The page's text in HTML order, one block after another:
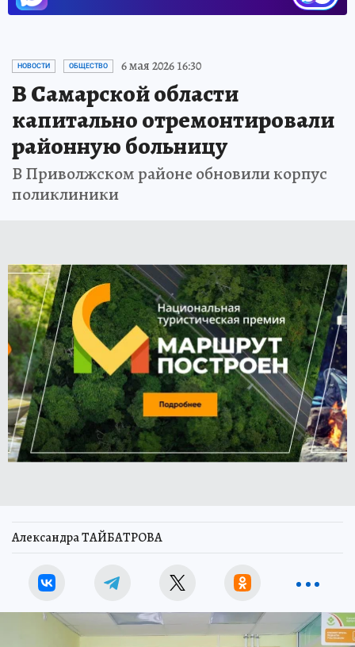
НОВОСТИ ОБЩЕСТВО 6 мая 2026 16:30
В Самарской области
капитально отремонтировали
районную больницу
В Приволжском районе обновили корпус
поликлиники
Александра ТАЙБАТРОВА